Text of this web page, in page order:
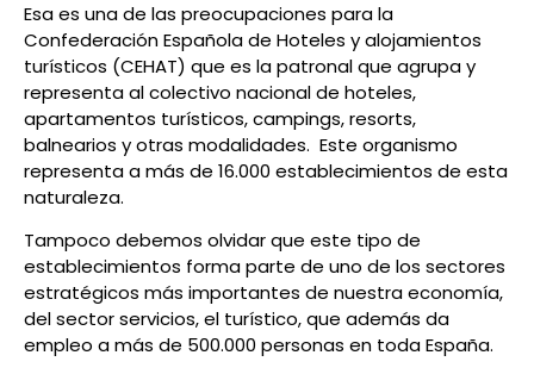
Esa es una de las preocupaciones para la
Confederación Española de Hoteles y alojamientos
turísticos (CEHAT) que es la patronal que agrupa y
representa al colectivo nacional de hoteles,
apartamentos turísticos, campings, resorts,
balnearios y otras modalidades. Este organismo
representa a más de 16.000 establecimientos de esta
naturaleza.
Tampoco debemos olvidar que este tipo de
establecimientos forma parte de uno de los sectores
estratégicos más importantes de nuestra economía,
del sector servicios, el turístico, que además da
empleo a más de 500.000 personas en toda España.